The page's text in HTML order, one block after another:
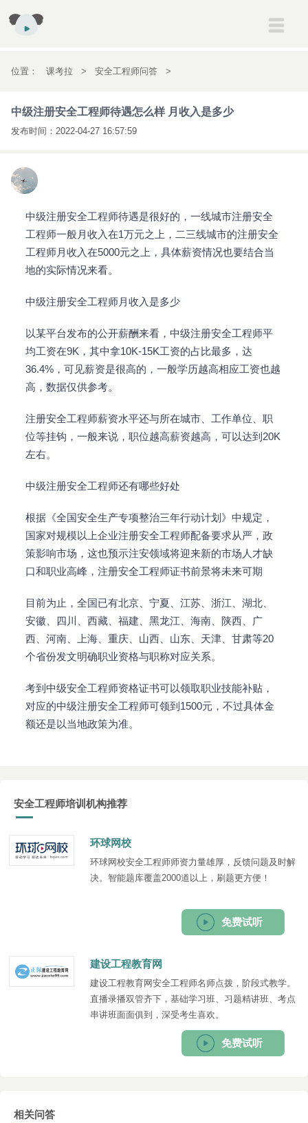
考研 考研
英语
位置： 课考拉 > 安全工程师问答 >
多少
中级注册安全工程师待遇怎么样 月收入是多少
发布时间： 2022-04-27 16:57:59
中级注册安全工程师待遇是很好的，一线城市注册安全
工程师一般月收入在1万元之上，二三线城市的注册安全
工程师月收入在5000元之上，具体薪资情况也要结合当
地的实际情况来看。
中级注册安全工程师月收入是多少
以某平台发布的公开薪酬来看，中级注册安全工程师平
均工资在9K，其中拿10K-15K工资的占比最多，达
36.4%，可见薪资是很高的，一般学历越高相应工资也越
高，数据仅供参考。
注册安全工程师薪资水平还与所在城市、工作单位、职
位等挂钩，一般来说，职位越高薪资越高，可以达到20K
左右。
中级注册安全工程师还有哪些好处
根据《全国安全生产专项整治三年行动计划》中规定，
国家对规模以上企业注册安全工程师配备要求从严，政
策影响市场，这也预示注安领域将迎来新的市场人才缺
口和职业高峰，注册安全工程师证书前景将未来可期
目前为止，全国已有北京、宁夏、江苏、浙江、湖北、
安徽、四川、西藏、福建、黑龙江、海南、陕西、广
西、河南、上海、重庆、山西、山东、天津、甘肃等20
个省份发文明确职业资格与职称对应关系。
考到中级安全工程师资格证书可以领取职业技能补贴，
对应的中级注册安全工程师可领到1500元，不过具体金
额还是以当地政策为准。
安全工程师培训机构推荐
环球网校
环球网校安全工程师师资力量雄厚，反馈问题及时解
决。智能题库覆盖2000道以上，刷题更方便！
免费试听
建设工程教育网
建设工程教育网安全工程师名师点拨，阶段式教学。
直播录播双管齐下，基础学习班、习题精讲班、考点
串讲班面面俱到，深受考生喜欢。
免费试听
相关问答